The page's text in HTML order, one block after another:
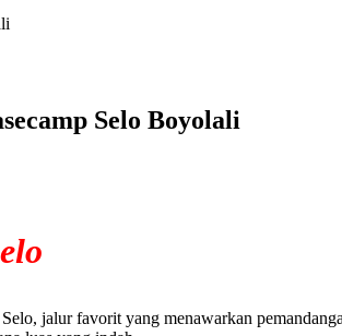
Selo Boyolali
jalur favorit yang menawarkan